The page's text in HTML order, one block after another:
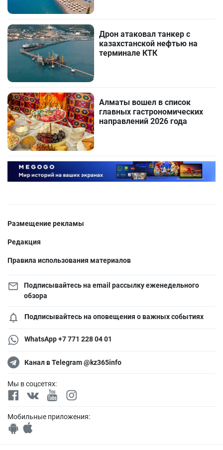
Дрон атаковал танкер с
казахстанской нефтью на
терминале КТК
Алматы вошел в список
главных гастрономических
направлений 2026 года
Размещение рекламы
Редакция
Правила использования материалов
Подписывайтесь на email рассылку еженедельного
обзора
Подписывайтесь на оповещения о важных событиях
WhatsApp +7 771 228 04 01
Канал в Telegram @kz365info
Мы в соцсетях:
Мобильные приложения: